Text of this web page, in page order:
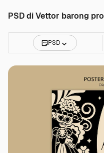
PSD di Vettor barong
PSD